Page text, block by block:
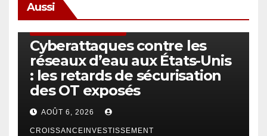
Aussi
Cyberattaques contre les
réseaux d’eau aux États-Unis
: les retards de sécurisation
des OT exposés
AOÛT 6, 2026
CROISSANCEINVESTISSEMENT